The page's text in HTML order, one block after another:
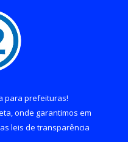
para prefeituras!
onde garantimos em
leis de transparência